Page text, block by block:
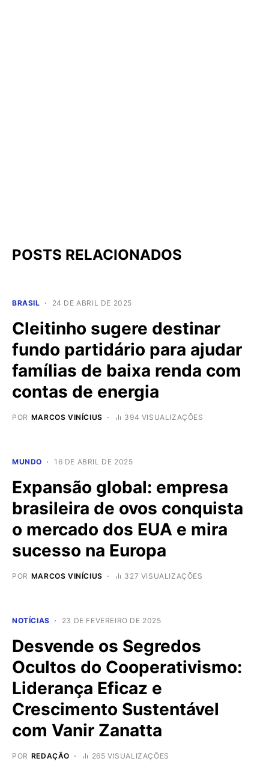
POSTS RELACIONADOS
BRASIL 24 DE ABRIL DE 2025
Cleitinho sugere destinar
fundo partidário para ajudar
famílias de baixa renda com
contas de energia
POR MARCOS VINÍCIUS 394 VISUALIZAÇÕES
MUNDO 16 DE ABRIL DE 2025
Expansão global: empresa
brasileira de ovos conquista
o mercado dos EUA e mira
sucesso na Europa
POR MARCOS VINÍCIUS 327 VISUALIZAÇÕES
NOTÍCIAS 23 DE FEVEREIRO DE 2025
Desvende os Segredos
Ocultos do Cooperativismo:
Liderança Eficaz e
Crescimento Sustentável
com Vanir Zanatta
POR REDAÇÃO 265 VISUALIZAÇÕES